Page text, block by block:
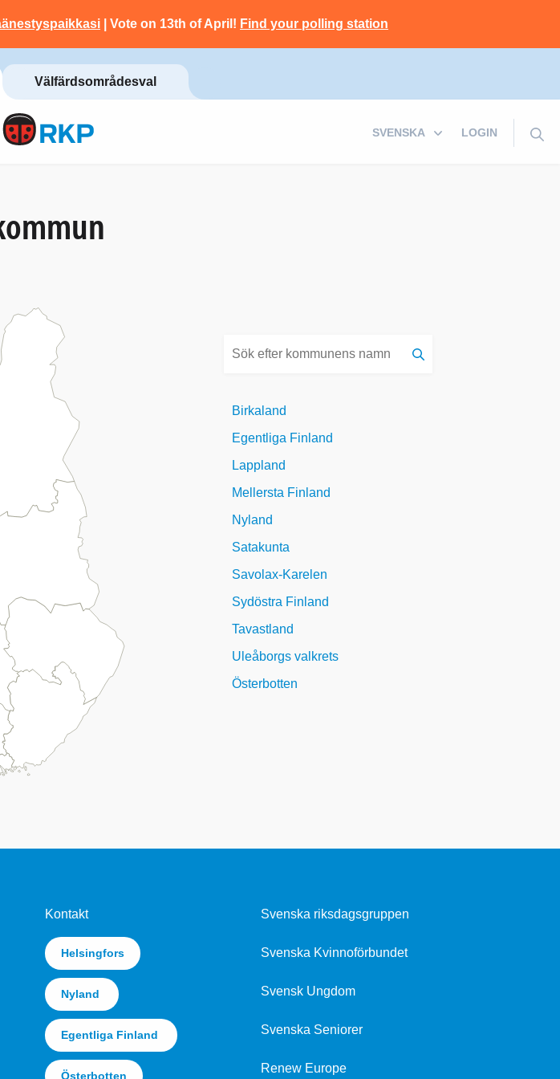
| Vote on 13th of April! Find your polling station
Välfärdsområdesval
LOGIN
efter
Birkaland
Egentliga Finland
Lappland
Mellersta Finland
Nyland
Satakunta
Savolax-Karelen
Sydöstra Finland
Tavastland
Uleåborgs valkrets
Österbotten
Kontakt
Helsingfors
Nyland
Egentliga Finland
Österbotten
Svenska riksdagsgruppen
Svenska Kvinnoförbundet
Svensk Ungdom
Svenska Seniorer
Renew Europe